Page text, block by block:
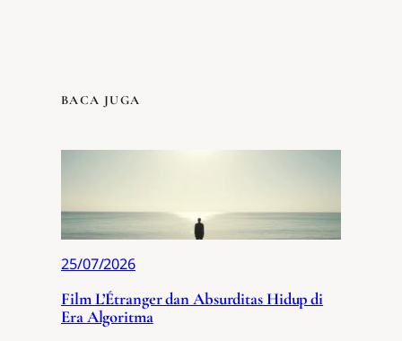
BACA JUGA
25/07/2026
Film L’Étranger dan Absurditas Hidup di
Era Algoritma